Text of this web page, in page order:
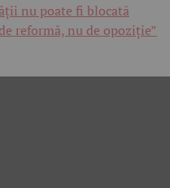
nu poate fi blocată
reformă, nu de opoziție”